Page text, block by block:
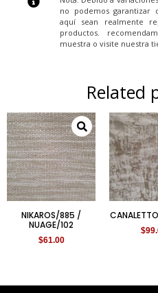
no podemos garantizar
aquí sean realmente
productos.
muestra o visite nuestra
Related
NIKAROS/885 /
NUAGE/102
$61.00
$